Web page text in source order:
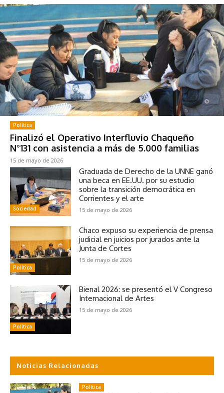
Política
Finalizó el Operativo Interfluvio Chaqueño
N°131 con asistencia a más de 5.000 familias
15 de mayo de 2026
Sociedad
Graduada de Derecho de la UNNE ganó
una beca en EE.UU. por su estudio
sobre la transición democrática en
Corrientes y el arte
15 de mayo de 2026
Política
Chaco expuso su experiencia de prensa
judicial en juicios por jurados ante la
Junta de Cortes
15 de mayo de 2026
Política
Bienal 2026: se presentó el V Congreso
Internacional de Artes
15 de mayo de 2026
Noticias Relacionadas
Política